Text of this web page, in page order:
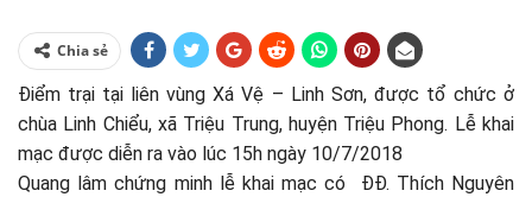
Chia sẻ
Điểm trại tại liên vùng Xá Vệ – Linh Sơn, được tổ chức ở
chùa Linh Chiểu, xã Triệu Trung, huyện Triệu Phong. Lễ khai
mạc được diễn ra vào lúc 15h ngày 10/7/2018
Quang lâm chứng minh lễ khai mạc có ĐĐ. Thích Nguyên